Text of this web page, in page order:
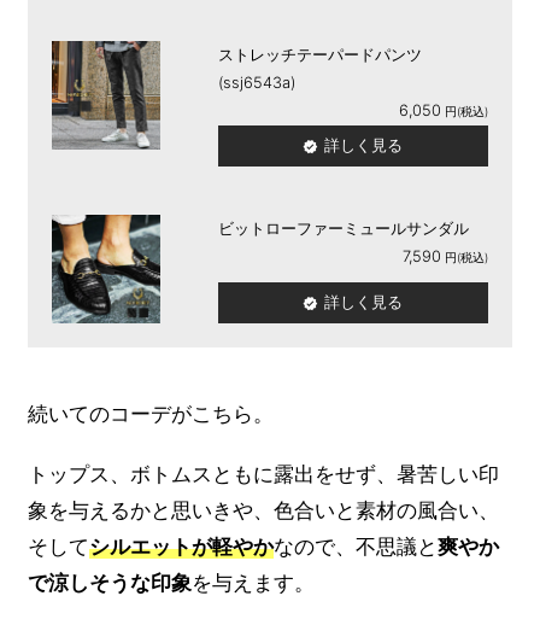
ストレッチテーパードパンツ
(ssj6543a)
6,050
詳しく見る
ビットローファーミュールサンダル
7,590
詳しく見る
続いてのコーデがこちら。
トップス、ボトムスともに露出をせず、暑苦しい印
象を与えるかと思いきや、色合いと素材の風合い、
そしてシルエットが軽やかなので、不思議と爽やか
で涼しそうな印象を与えます。